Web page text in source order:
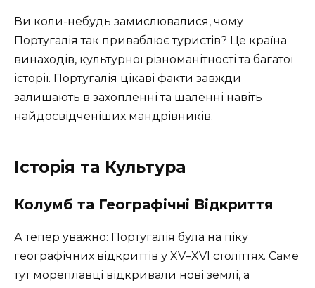
Ви коли-небудь замислювалися, чому
Португалія так приваблює туристів? Це країна
винаходів, культурної різноманітності та багатої
історії. Португалія цікаві факти завжди
залишають в захопленні та шаленні навіть
найдосвідченіших мандрівників.
Історія та Культура
Колумб та Географічні Відкриття
А тепер уважно: Португалія була на піку
географічних відкриттів у XV–XVI століттях. Саме
тут мореплавці відкривали нові землі, а